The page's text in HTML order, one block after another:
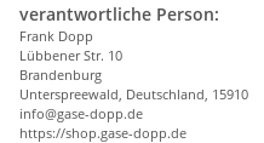
verantwortliche Person:
Frank Dopp
Lübbener Str. 10
Brandenburg
Unterspreewald, Deutschland, 15910
info@gase-dopp.de
https://shop.gase-dopp.de